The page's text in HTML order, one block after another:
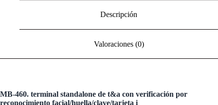
Descripción
Valoraciones (0)
MB-460. terminal standalone de t&a con verificación por
reconocimiento facial/huella/clave/tarjeta i